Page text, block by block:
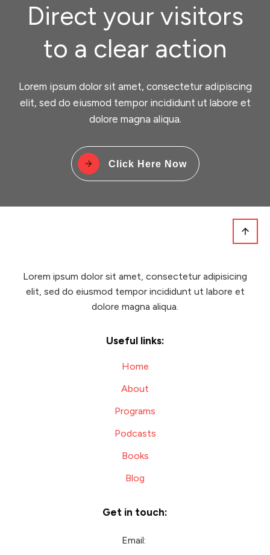
Direct your visitors
to a clear action
Lorem ipsum dolor sit amet, consectetur adipiscing
elit, sed do eiusmod tempor incididunt ut labore et
dolore magna aliqua.
Click Here Now
Lorem ipsum dolor sit amet, consectetur adipisicing
elit, sed do eiusmod tempor incididunt ut labore et
dolore magna aliqua.
Useful links:
Home
About
Programs
Podcasts
Books
Blog
Get in touch:
Email: